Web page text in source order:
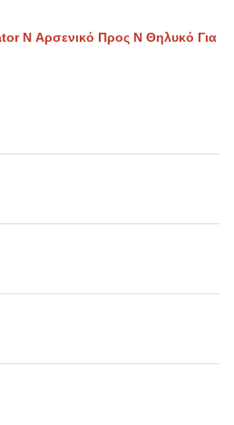
N Αρσενικό Προς N Θηλυκό Για